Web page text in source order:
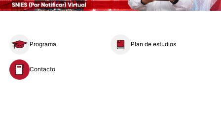
Programa Plan de estudios
Contacto